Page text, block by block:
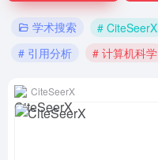
学术搜索 # CiteSeerX
# 引用分析
# 计算机科学
CiteSeerX